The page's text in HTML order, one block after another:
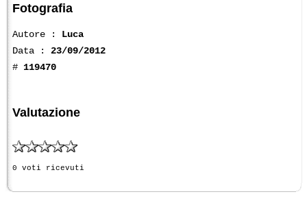
Fotografia
Autore : Luca
Data : 23/09/2012
# 119470
Valutazione
0 voti ricevuti